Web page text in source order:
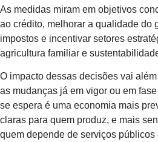
As medidas miram em objetivos
ao crédito, melhorar a qualidade do
impostos e incentivar setores
agricultura familiar e
O impacto dessas decisões vai
as mudanças já em vigor ou em
se espera é uma economia mais
claras para quem produz, e mais
quem depende de serviços públicos